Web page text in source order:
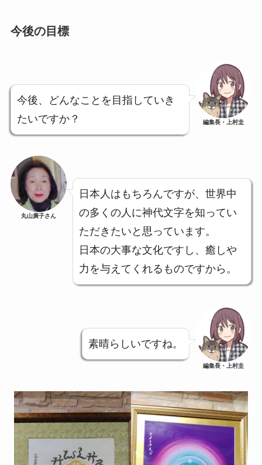
今後の目標
今後、どんなことを目指していき
たいですか？
編集長・上村圭
丸山廣子さん
日本人はもちろんですが、世界中
の多くの人に神代文字を知ってい
ただきたいと思っています。
日本の大事な文化ですし、癒しや
力を与えてくれるものですから。
素晴らしいですね。
編集長・上村圭